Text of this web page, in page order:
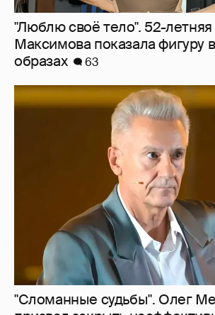
"Сломанные судьбы". Олег
призвал закрыть
театральные вузы в России